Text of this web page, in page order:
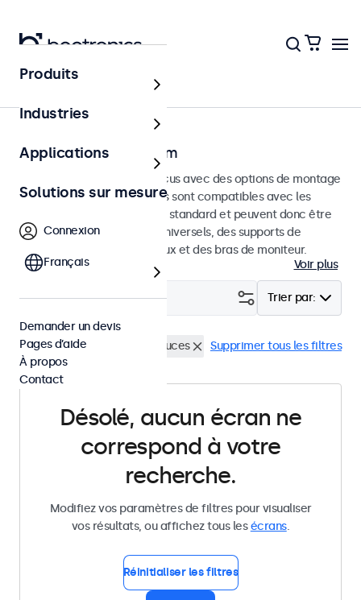
Accueil
Moniteurs VESA 75 mm
Moniteurs VESA 75 mm conçus avec des options de montage
polyvalentes. Ces moniteurs sont compatibles avec les
systèmes de montage VESA standard et peuvent donc être
connectés à des supports universels, des supports de
plafond, des supports muraux et des bras de moniteur.
Voir plus
Trier par:
Filtrer (0)
VESA 75 x 75 Écrans 19 pouces Supprimer tous les filtres
Désolé, aucun écran ne
correspond à votre
recherche.
Modifiez vos paramètres de filtres pour visualiser
vos résultats, ou affichez tous lesécrans.
Réinitialiser les filtres
Produits
Industries
Applications
Solutions sur mesure
Connexion
Français
Demander un devis
Pages d’aide
À propos
Contact